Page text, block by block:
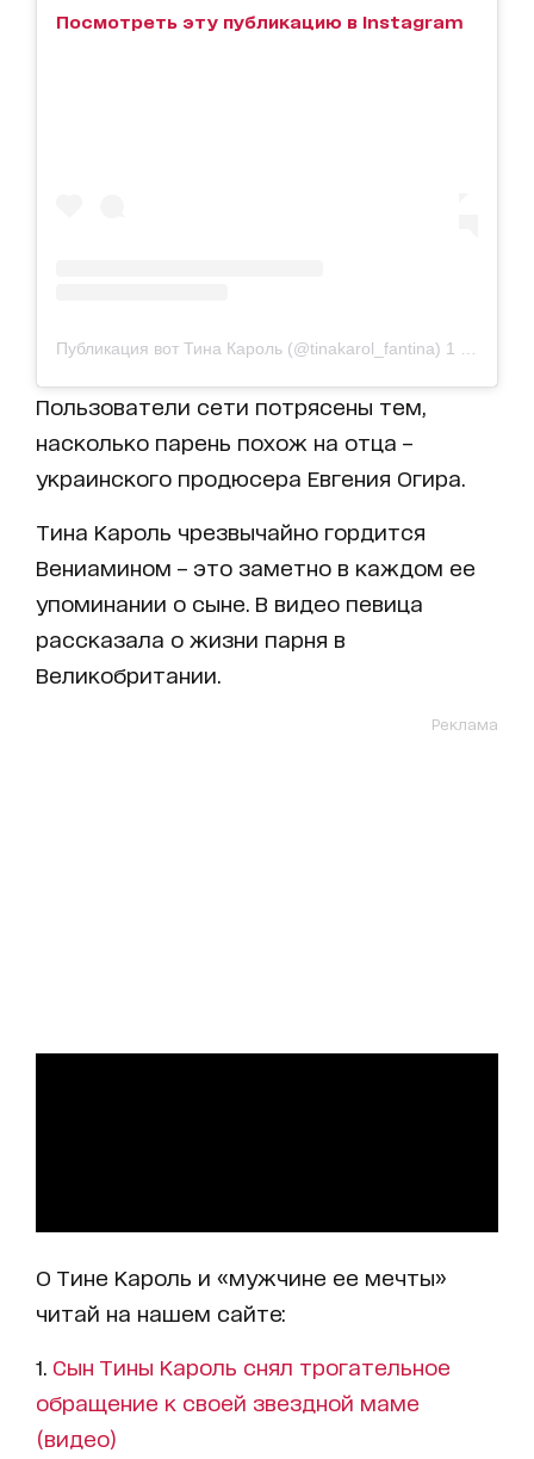
Посмотреть эту публикацию в Instagram
Публикация вот Тина Кароль (@tinakarol_fantina) 1 Июл 2019 в 12:13 PDT
Пользователи сети потрясены тем,
насколько парень похож на отца –
украинского продюсера Евгения Огира.
Тина Кароль чрезвычайно гордится
Вениамином – это заметно в каждом ее
упоминании о сыне. В видео певица
рассказала о жизни парня в
Великобритании.
Реклама
О Тине Кароль и «мужчине ее мечты»
читай на нашем сайте:
1. Сын Тины Кароль снял трогательное
обращение к своей звездной маме
(видео)